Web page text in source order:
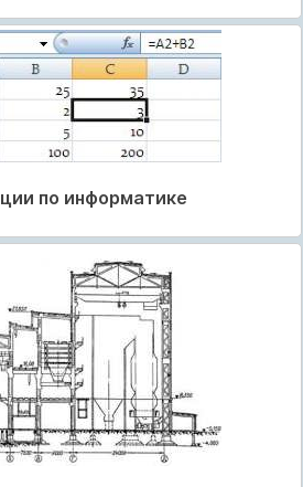
по информатике